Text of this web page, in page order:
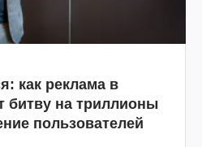
как реклама в
битву на триллионы
пользователей